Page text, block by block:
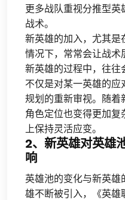
更多战队重视分推型
战术。
新英雄的加入，尤其是
情况下，常常会让战术
新英雄的过程中，往往
不仅是对某一英雄的
规划的重新审视。随着
角色定位也变得更加
上保持灵活应变。
2、新英雄对英雄
响
英雄池的变化与新英
雄不断被引入，《英雄